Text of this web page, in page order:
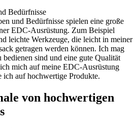
Bedürfnisse
und Bedürfnisse spielen eine große
EDC-Ausrüstung. Zum Beispiel
leichte Werkzeuge, die leicht in meiner
getragen werden können. Ich mag
sind und eine gute Qualität
mich auf meine EDC-Ausrüstung
ich auf hochwertige Produkte.
von hochwertigen